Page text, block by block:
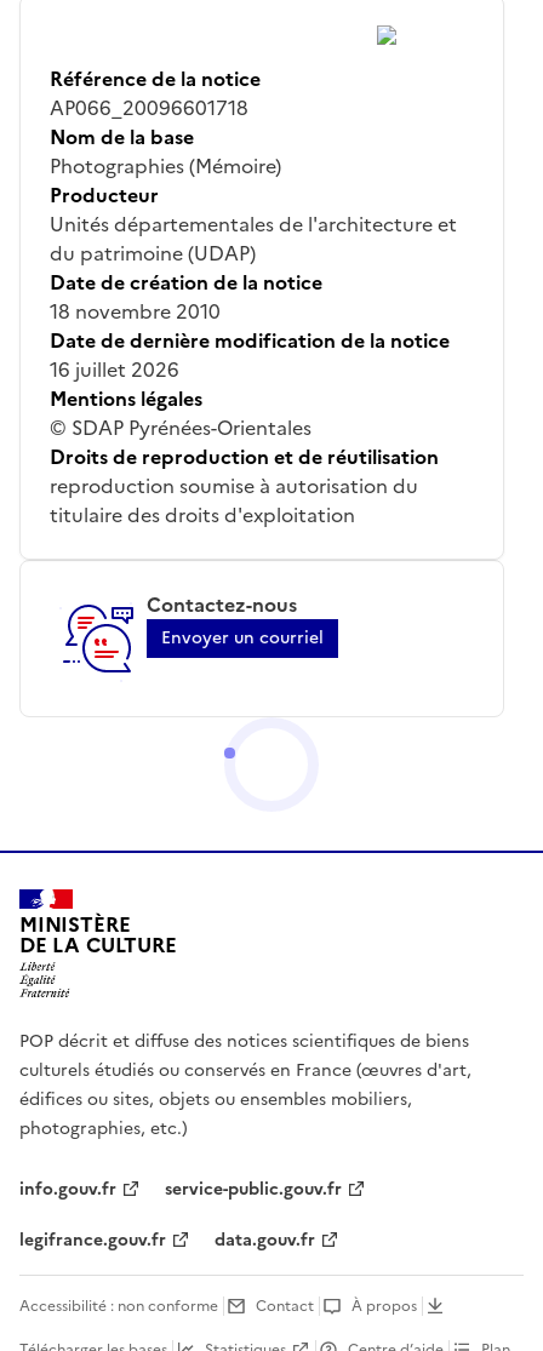
Référence de la notice
AP066_20096601718
Nom de la base
Photographies (Mémoire)
Producteur
Unités départementales de l'architecture et
du patrimoine (UDAP)
Date de création de la notice
18 novembre 2010
Date de dernière modification de la notice
16 juillet 2026
Mentions légales
© SDAP Pyrénées-Orientales
Droits de reproduction et de réutilisation
reproduction soumise à autorisation du
titulaire des droits d'exploitation
Contactez-nous
Envoyer un courriel
MINISTÈRE
DE LA CULTURE
POP décrit et diffuse des notices scientifiques de biens
culturels étudiés ou conservés en France (œuvres d'art,
édifices ou sites, objets ou ensembles mobiliers,
photographies, etc.)
info.gouv.fr
service-public.gouv.fr
legifrance.gouv.fr
data.gouv.fr
Accessibilité : non conforme Contact
À propos